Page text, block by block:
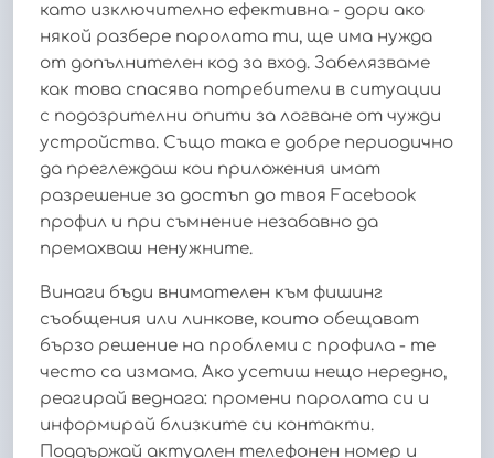
като изключително ефективна - дори ако
някой разбере паролата ти, ще има нужда
от допълнителен код за вход. Забелязваме
как това спасява потребители в ситуации
с подозрителни опити за логване от чужди
устройства. Също така е добре периодично
да преглеждаш кои приложения имат
разрешение за достъп до твоя Facebook
профил и при съмнение незабавно да
премахваш ненужните.
Винаги бъди внимателен към фишинг
съобщения или линкове, които обещават
бързо решение на проблеми с профила - те
често са измама. Ако усетиш нещо нередно,
реагирай веднага: промени паролата си и
информирай близките си контакти.
Поддържай актуален телефонен номер и